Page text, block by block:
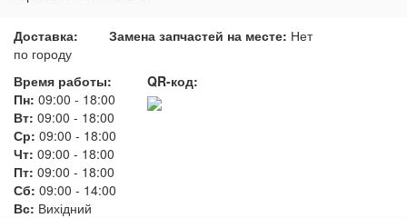
Доставка:
по городу
Замена запчастей на месте: Нет
Время работы:
Пн: 09:00 - 18:00
Вт: 09:00 - 18:00
Ср: 09:00 - 18:00
Чт: 09:00 - 18:00
Пт: 09:00 - 18:00
Сб: 09:00 - 14:00
Вс: Вихідний
QR-код: